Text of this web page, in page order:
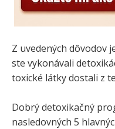
Z uvedených dôvodov
ste vykonávali
toxické látky dostali z
Dobrý detoxikačný
nasledovných 5